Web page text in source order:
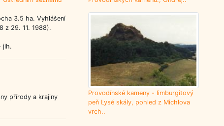
3.5 ha. Vyhlášení
z 29. 11. 1988).
jih.
přírody a krajiny
Provodínské kameny - limburgitový
peň Lysé skály, pohled z Michlova
vrch..